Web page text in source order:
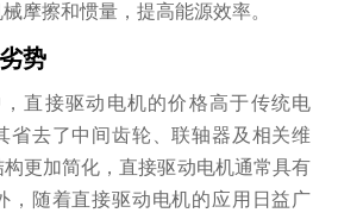
摩擦和惯量，提高能源效率。
势
直接驱动电机的价格高于传统电
省去了中间齿轮、联轴器及相关维
更加简化，直接驱动电机通常具有
，随着直接驱动电机的应用日益广